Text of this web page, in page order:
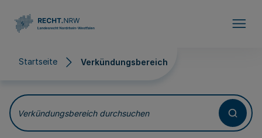
Startseite Verkündungsbereich
Verkündungsbereich
Verkündungsbereich durchsuchen